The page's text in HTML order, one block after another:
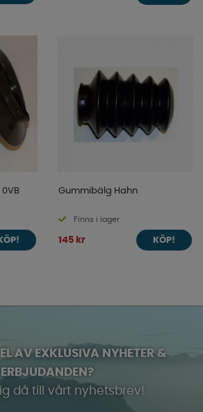
0VB
KÖP!
Gummibälg Hahn
Finns i lager
145 kr KÖP!
AV EXKLUSIVA NYHETER &
ERBJUDANDEN?
då till vårt nyhetsbrev!